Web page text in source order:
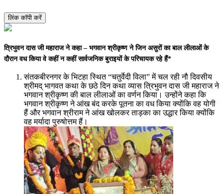
लिंक कॉपी करें
त्रिभुवन दास जी महाराज ने कहा – भगवान श्रीकृष्ण ने जिन असुरों का बाल लीलाओं के
दौरान वध किया वे कहीं न कहीं सार्वजनिक बुराइयों के परिचायक रहे हैं*
संतकबीरनगर के भिटहा स्थित “चतुर्वेदी विला” में चल रही नौ दिवसीय
श्रीमद् भागवत कथा के छठे दिन कथा व्यास त्रिभुवन दास जी महाराज ने
भगवान श्रीकृष्ण की बाल लीलाओं का वर्णन किया। उन्होंने कहा कि
भगवान श्रीकृष्ण ने आंख बंद करके पूतना का वध किया क्योंकि वह योगी
हैं और भगवान श्रीराम ने आंख खोलकर ताड़का का उद्धार किया क्योंकि
वह मर्यादा पुरुषोत्तम हैं।